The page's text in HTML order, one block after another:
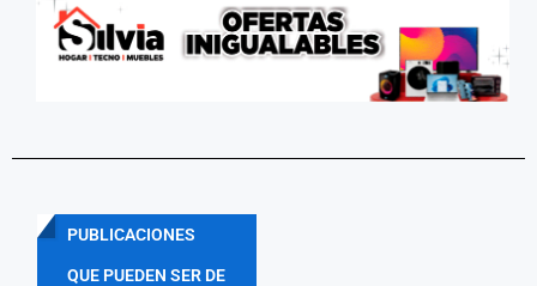
PUBLICACIONES
QUE PUEDEN SER DE